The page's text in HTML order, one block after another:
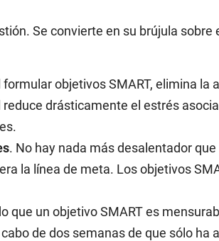
Se convierte en su brújula sobre
formular objetivos SMART, elimina
drásticamente el estrés
. No hay nada más desalentador
la línea de meta. Los objetivos
que un objetivo SMART es
de dos semanas de que sólo ha